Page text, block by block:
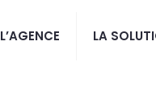
L’AGENCE LA